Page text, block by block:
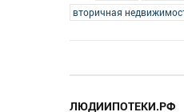
вторичная
ЛЮДИИПОТЕКИ.РФ